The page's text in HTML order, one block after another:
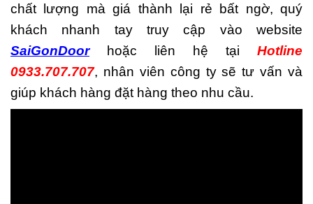
chất lượng mà giá thành lại rẻ bất ngờ, quý
khách nhanh tay truy cập vào website
SaiGonDoorhoặc liên hệ tại Hotline
0933.707.707, nhân viên công ty sẽ tư vấn và
giúp khách hàng đặt hàng theo nhu cầu.